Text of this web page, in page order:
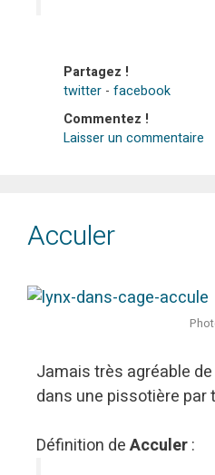
Partagez !
twitter - facebook
Commentez !
Laisser un commentaire
Acculer
Jamais très agréable
dans une pissotière par
Définition deAcculer: